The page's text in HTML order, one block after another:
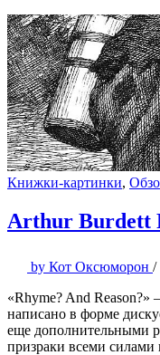
Книжки-картинки,
Arthur Burdett
by Кот Оксюморон /
«Rhyme? And
написано в форме
еще дополнительными
призраки всеми силами